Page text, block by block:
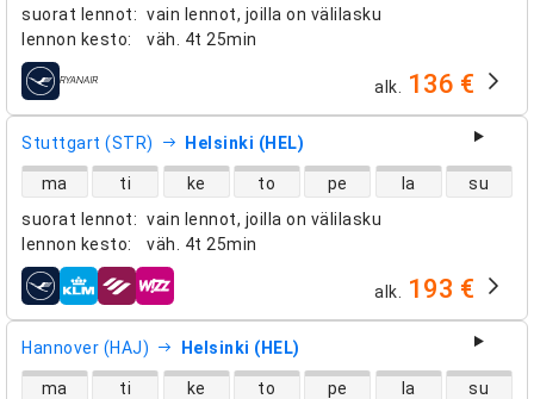
suorat lennot: vain lennot, joilla on välilasku
lennon kesto: väh. 4t 25min
lentoyhtiöt alk. 136 €
Stuttgart (STR) Helsinki (HEL)
suorat lennot: vain lennot, joilla on välilasku
lennon kesto: väh. 4t 25min
suorien lentojen saatavuus
ma ti ke to pe la su
lentoyhtiöt alk. 193 €
Hannover (HAJ) Helsinki (HEL)
suorien lentojen saatavuus
ma ti ke to pe la su